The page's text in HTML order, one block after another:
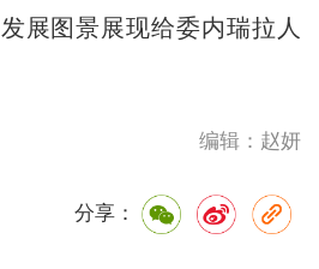
展图景展现给委内瑞拉人
编辑：赵妍
分享：